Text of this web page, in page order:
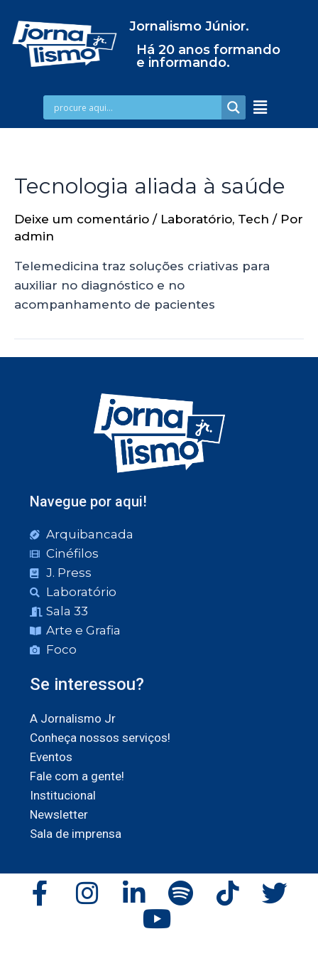
Jornalismo Júnior.
Há 20 anos formando
e informando.
Tecnologia aliada à saúde
Deixe um comentário / Laboratório, Tech / Por
admin
Telemedicina traz soluções criativas para
auxiliar no diagnóstico e no
acompanhamento de pacientes
Navegue por aqui!
Arquibancada
Cinéfilos
J. Press
Laboratório
Sala 33
Arte e Grafia
Foco
Se interessou?
A Jornalismo Jr
Conheça nossos serviços!
Eventos
Fale com a gente!
Institucional
Newsletter
Sala de imprensa